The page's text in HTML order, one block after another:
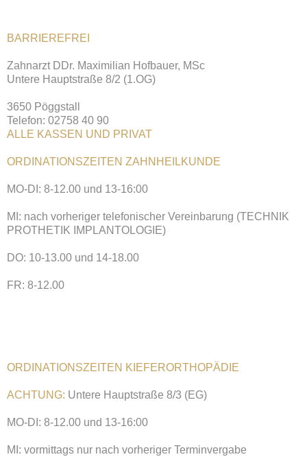
BARRIEREFREI
Zahnarzt DDr. Maximilian Hofbauer, MSc
Untere Hauptstraße 8/2 (1.OG)
3650 Pöggstall
Telefon: 02758 40 90
ALLE KASSEN UND PRIVAT
ORDINATIONSZEITEN ZAHNHEILKUNDE
MO-DI: 8-12.00 und 13-16:00
MI: nach vorheriger telefonischer Vereinbarung (TECHNIK
PROTHETIK IMPLANTOLOGIE)
DO: 10-13.00 und 14-18.00
FR: 8-12.00
ORDINATIONSZEITEN KIEFERORTHOPÄDIE
ACHTUNG: Untere Hauptstraße 8/3 (EG)
MO-DI: 8-12.00 und 13-16:00
MI: vormittags nur nach vorheriger Terminvergabe